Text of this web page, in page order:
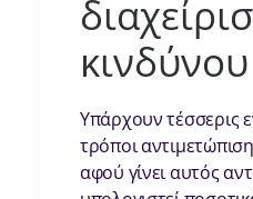
κινδύνου
Υπάρχουν τέσσερις
τρόποι
αφού γίνει αυτός